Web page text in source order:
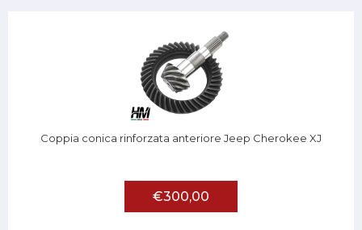
Coppia conica rinforzata anteriore Jeep Cherokee XJ
€300,00